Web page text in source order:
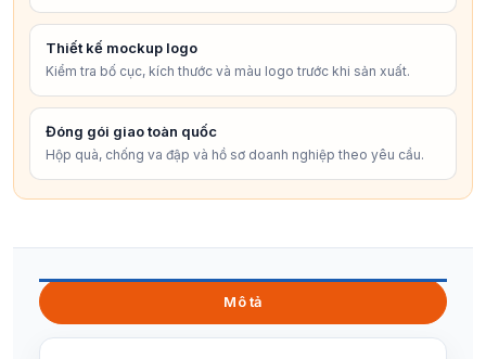
Thiết kế mockup logo
Kiểm tra bố cục, kích thước và màu logo trước khi sản xuất.
Đóng gói giao toàn quốc
Hộp quà, chống va đập và hồ sơ doanh nghiệp theo yêu cầu.
Mô tả